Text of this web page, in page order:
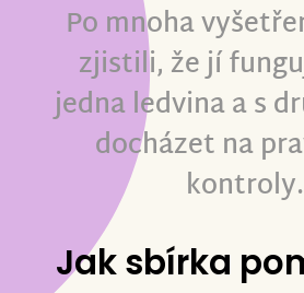
Po mnoha
zjistili, že jí
jedna ledvina a s
docházet na
kontroly.
Jak sbírka